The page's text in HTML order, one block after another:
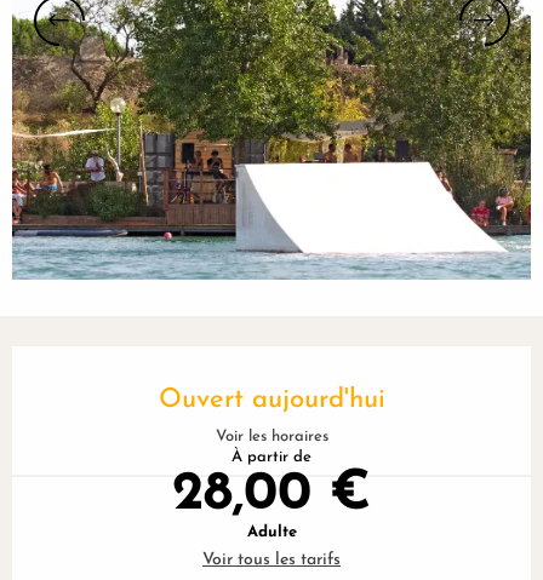
Ouvert aujourd'hui
Voir les horaires
À partir de
28,00 €
Adulte
Voir tous les tarifs